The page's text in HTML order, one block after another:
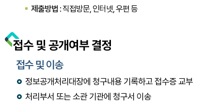
제출방법 : 직접방문, 인터넷, 우편 등
접수 및 공개여부 결정
접수 및 이송
정보공개처리대장에 청구내용 기록하고 접수증 교부
처리부서 또는 소관 기관에 청구서 이송